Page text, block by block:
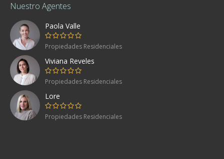
Nuestro Agentes
Paola Valle
Propiedades Residenciales
Viviana Reveles
Propiedades Residenciales
Lore
Propiedades Residenciales